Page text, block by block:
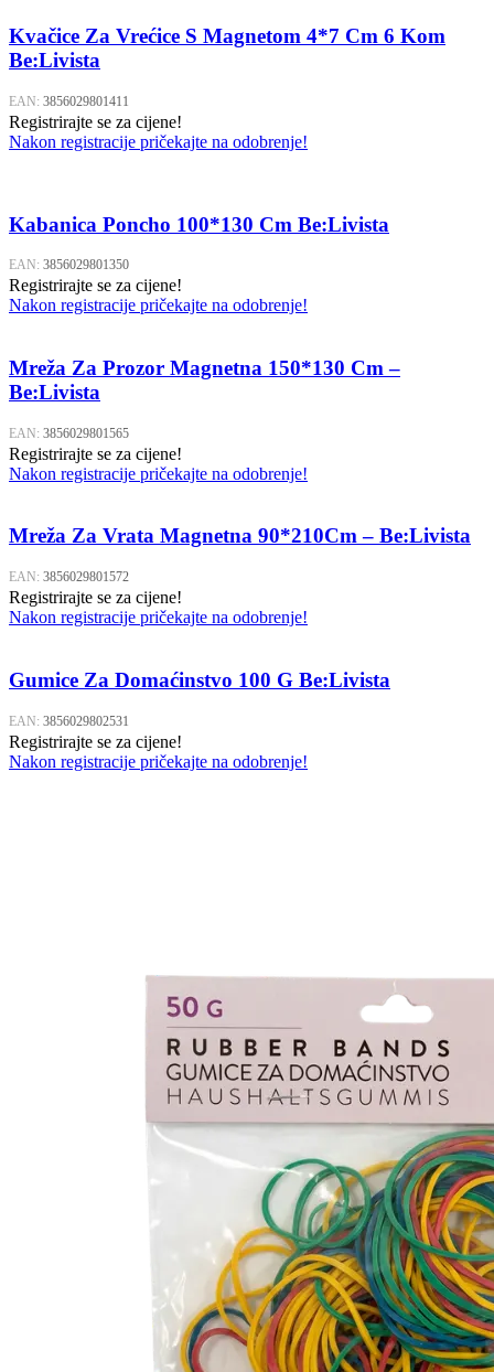
Kvačice Za Vrećice S Magnetom 4*7 Cm 6 Kom
Be:Livista
EAN: 3856029801411
Registrirajte se za cijene!
Nakon registracije pričekajte na odobrenje!
Kabanica Poncho 100*130 Cm Be:Livista
EAN: 3856029801350
Registrirajte se za cijene!
Nakon registracije pričekajte na odobrenje!
Mreža Za Prozor Magnetna 150*130 Cm –
Be:Livista
EAN: 3856029801565
Registrirajte se za cijene!
Nakon registracije pričekajte na odobrenje!
Mreža Za Vrata Magnetna 90*210Cm – Be:Livista
EAN: 3856029801572
Registrirajte se za cijene!
Nakon registracije pričekajte na odobrenje!
Gumice Za Domaćinstvo 100 G Be:Livista
EAN: 3856029802531
Registrirajte se za cijene!
Nakon registracije pričekajte na odobrenje!